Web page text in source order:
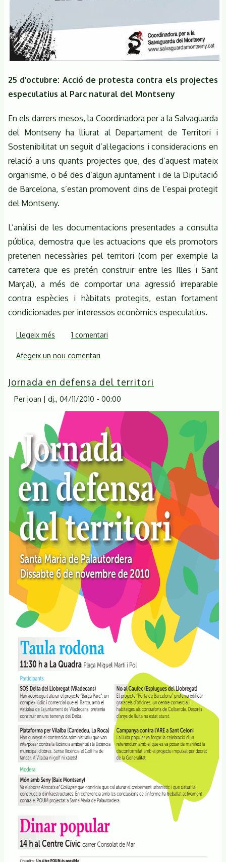
25 d’octubre: Acció de protesta contra els projectes
especulatius al Parc natural del Montseny
En els darrers mesos, la Coordinadora per a la Salvaguarda
del Montseny ha lliurat al Departament de Territori i
Sostenibilitat un seguit d’al·legacions i consideracions en
relació a uns quants projectes que, des d’aquest mateix
organisme, o bé des d’algun ajuntament i de la Diputació
de Barcelona, s’estan promovent dins de l’espai protegit
del Montseny.
L’anàlisi de les documentacions presentades a consulta
pública, demostra que les actuacions que els promotors
pretenen necessàries pel territori (com per exemple la
carretera que es pretén construir entre les Illes i Sant
Marçal), a més de comportar una agressió irreparable
contra espècies i hàbitats protegits, estan fortament
condicionades per interessos econòmics especulatius.
Llegeix més sobre
asfaltatge
especulació.
Marxa
en
defensa
del
territori
1 comentari
Afegeix un nou comentari
Jornada en defensa del territori
Per joan | dj., 04/11/2010 - 00:00